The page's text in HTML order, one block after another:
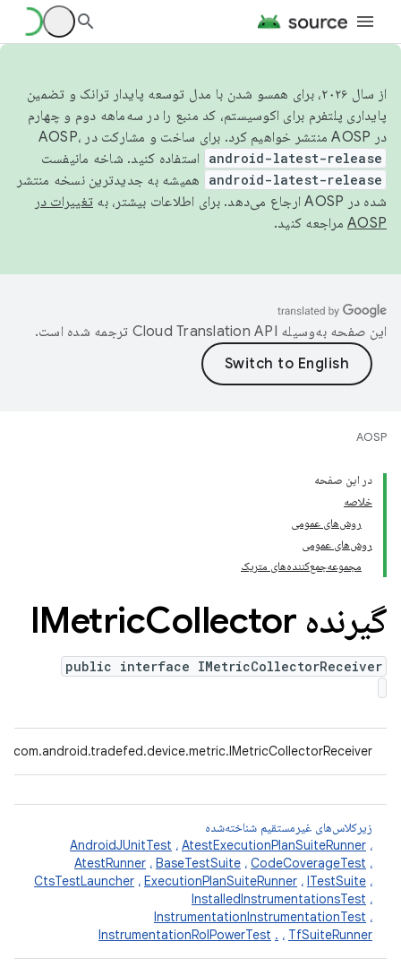
از سال ۲۰۲۶، برای همسو شدن با مدل توسعه پایدار ترانک و تضمین
پایداری پلتفرم برای اکوسیستم، کد منبع را در سه‌ماهه دوم و چهارم
در AOSP منتشر خواهیم کرد. برای ساخت و مشارکت در AOSP،
android-latest-release استفاده کنید. شاخه مانیفست
android-latest-release
همیشه به جدیدترین نسخه منتشر
شده در AOSP ارجاع می‌دهد. برای اطلاعات بیشتر، به
تغییرات در
AOSP مراجعه کنید.
این صفحه به‌وسیله ترجمه شده است.
AOSP
در این صفحه
خلاصه
روش‌های عمومی
روش‌های عمومی
مجموعه‌جمع‌کننده‌های متریک
گیرنده IMetric Collector
public interface IMetricCollectorReceiver
com.android.tradefed.device.metric.IMetricCollectorReceiver
زیرکلاس‌های غیرمستقیم شناخته‌شده
AndroidJUnitTest ، AtestExecutionPlanSuiteRunner ،
AtestRunner ، BaseTestSuite ، CodeCoverageTest ،
CtsTestLauncher ، ExecutionPlanSuiteRunner ، ITestSuite ،
InstalledInstrumentationsTest ،
InstrumentationInstrumentationTest ،
InstrumentationRolPowerTest . ، TfSuiteRunner